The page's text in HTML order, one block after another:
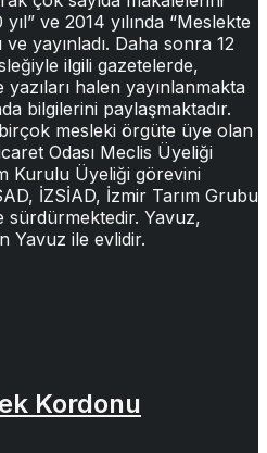
ve 2014 yılında “Meslekte
ve yayınladı. Daha sonra 12
ilgili gazetelerde,
halen yayınlanmakta
bilgilerini paylaşmaktadır.
mesleki örgüte üye olan
Odası Meclis Üyeliği
Kurulu Üyeliği görevini
İZSİAD, İzmir Tarım Grubu
sürdürmektedir. Yavuz,
Yavuz ile evlidir.
Kordonu